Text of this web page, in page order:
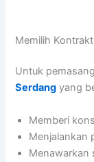
Memilih
Untuk
Serdang yang
Memberi
Menjalankan
Menawarkan